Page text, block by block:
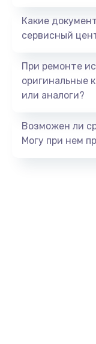
Какие
сервисный
При ремонте
оригинальные
или аналоги?
Возможен ли
Могу при нем